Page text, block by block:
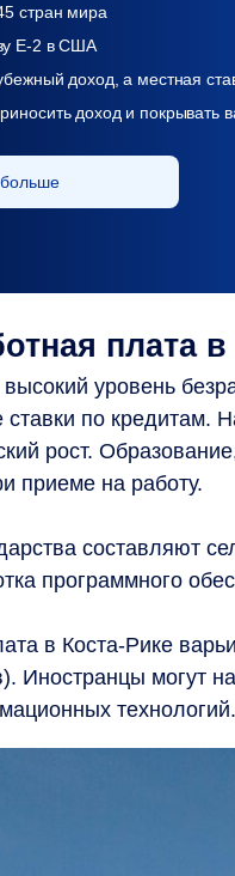
стран мира
Е-2 в США
доход, а местная
доход и покрывать
больше
плата в
уровень
по кредитам.
рост.
приеме на работу.
составляют
программного
в Коста-Рике
Иностранцы могут
технологий.